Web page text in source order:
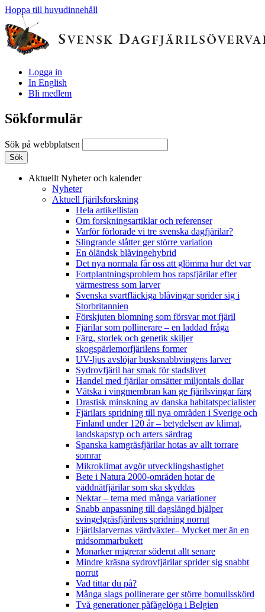
Hoppa till huvudinnehåll
Logga in
In English
Bli medlem
Sökformulär
Sök på webbplatsen
Aktuellt Nyheter och kalender
Nyheter
Aktuell fjärilsforskning
Hela artikellistan
Om forskningsartiklar och referenser
Varför förlorade vi tre svenska dagfjärilar?
Slingrande slåtter ger större variation
En öländsk blåvingehybrid
Det nya normala får oss att glömma hur det var
Fortplantningsproblem hos rapsfjärilar efter
värmestress som larver
Svenska svartfläckiga blåvingar sprider sig i
Storbritannien
Förskjuten blomning som försvar mot fjäril
Fjärilar som pollinerare – en laddad fråga
Färg, storlek och genetik skiljer
skogspärlemorfjärilens former
UV-ljus avslöjar busksnabbvingens larver
Sydrovfjäril har smak för stadslivet
Handel med fjärilar omsätter miljontals dollar
Vätska i vingmembran kan ge fjärilsvingar färg
Drastisk minskning av danska habitatspecialister
Fjärilars spridning till nya områden i Sverige och
Finland under 120 år– betydelsen av klimat,
landskapstyp och arters särdrag
Spanska kamgräsfjärilar hotas av allt torrare
somrar
Mikroklimat avgör utvecklingshastighet
Bete i Natura 2000-områden hotar de
väddnätfjärilar som ska skyddas
Nektar – tema med många variationer
Snabb anpassning till dagslängd hjälper
svingelgräsfjärilens spridning norrut
Fjärilslarvernas värdväxter– Mycket mer än en
midsommarbukett
Monarker migrerar söderut allt senare
Mindre kräsna sydrovfjärilar sprider sig snabbt
norrut
Vad tittar du på?
Många slags pollinerare ger större bomullsskörd
Två generationer påfågelöga i Belgien